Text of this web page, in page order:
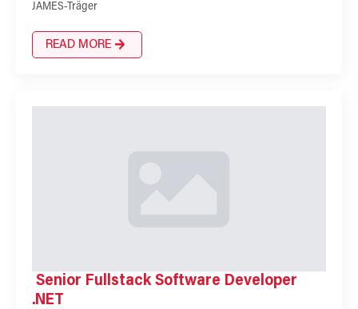
JAMES-Träger
READ MORE
Senior Fullstack Software Developer
.NET